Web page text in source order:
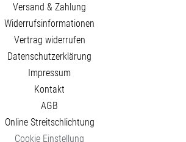
Versand & Zahlung
Widerrufsinformationen
Vertrag widerrufen
Datenschutzerklärung
Impressum
Kontakt
AGB
Online Streitschlichtung
Cookie Einstellung